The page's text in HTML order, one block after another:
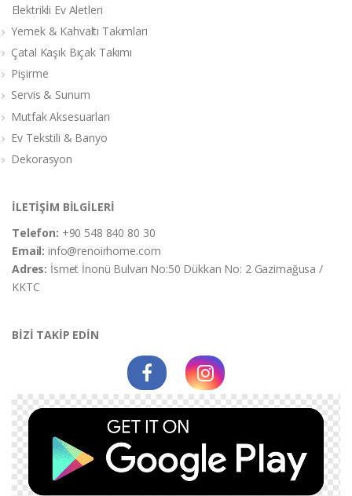
Elektrikli Ev Aletleri
Yemek & Kahvaltı Takımları
Çatal Kaşık Bıçak Takımı
Pişirme
Servis & Sunum
Mutfak Aksesuarları
Ev Tekstili & Banyo
Dekorasyon
İLETİŞİM BİLGİLERİ
Telefon: +90 548 840 80 30
Email:info@renoirhome.com
Adres: İsmet İnonü Bulvarı No:50 Dükkan No: 2 Gazimağusa /
KKTC
BİZİ TAKİP EDİN